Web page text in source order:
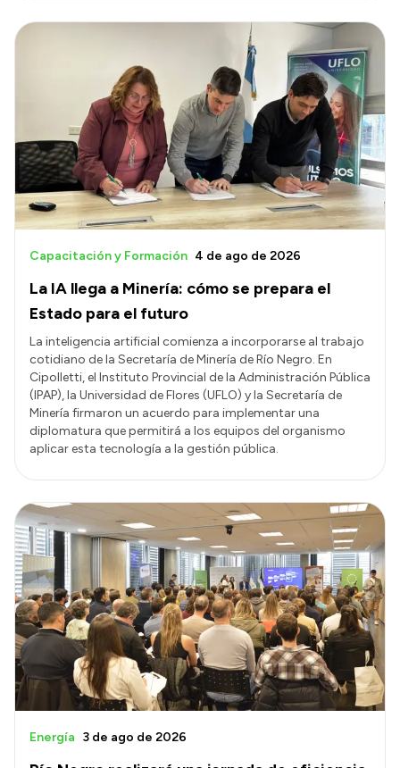
La IA llega a Minería: cómo se prepara el
Estado para el futuro
Capacitación y Formación 4 de ago de 2026
La inteligencia artificial comienza a incorporarse al trabajo
cotidiano de la Secretaría de Minería de Río Negro. En
Cipolletti, el Instituto Provincial de la Administración Pública
(IPAP), la Universidad de Flores (UFLO) y la Secretaría de
Minería firmaron un acuerdo para implementar una
diplomatura que permitirá a los equipos del organismo
aplicar esta tecnología a la gestión pública.
Energía 3 de ago de 2026